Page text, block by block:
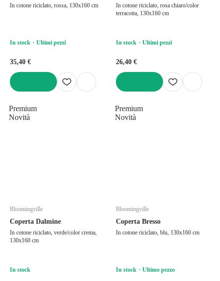
In cotone riciclato, rossa, 130x160 cm
In stock Ultimi pezzi
35,40 €
In cotone riciclato, rosa chiaro/color
terracotta, 130x160 cm
In stock Ultimi pezzi
26,40 €
Premium
Novità
Bloomingville
Coperta Dalmine
In cotone riciclato, verde/color crema,
130x160 cm
In stock
Premium
Novità
Bloomingville
Coperta Bresso
In cotone riciclato, blu, 130x160 cm
In stock Ultimo pezzo